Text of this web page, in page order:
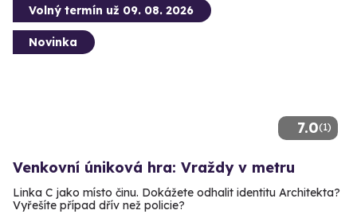
7.0(1)
Volný termín už 09. 08. 2026
Novinka
Venkovní úniková hra: Vraždy v metru
Linka C jako místo činu. Dokážete odhalit identitu Architekta?
Vyřešíte případ dřív než policie?